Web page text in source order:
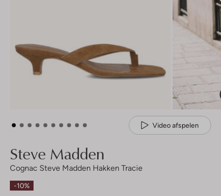
Video afspelen
Steve Madden
Cognac Steve Madden Hakken Tracie
-10%